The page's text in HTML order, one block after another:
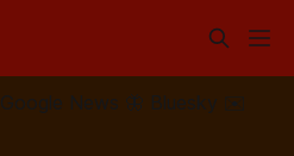
Google News 🦋 Bluesky
✉️